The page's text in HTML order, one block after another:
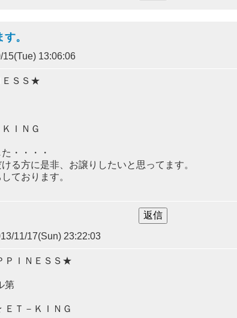
。
15(Tue) 13:06:06
ＳＳ★
ＩＮＧ
・・・・
る方に是非、お譲りしたいと思ってます。
ております。
11/17(Sun) 23:22:03
ＩＮＥＳＳ★
第
Ｔ－ＫＩＮＧ